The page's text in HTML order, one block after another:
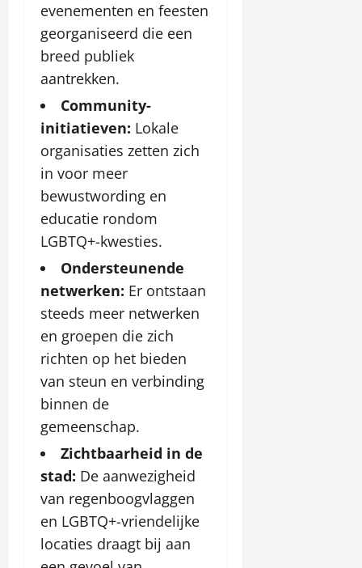
evenementen en feesten
georganiseerd die een
breed publiek
aantrekken.
Community-
initiatieven: Lokale
organisaties zetten zich
in voor meer
bewustwording en
educatie rondom
LGBTQ+-kwesties.
Ondersteunende
netwerken: Er ontstaan
steeds meer netwerken
en groepen die zich
richten op het bieden
van steun en verbinding
binnen de
gemeenschap.
Zichtbaarheid in de
stad: De aanwezigheid
van regenboogvlaggen
en LGBTQ+-vriendelijke
locaties draagt bij aan